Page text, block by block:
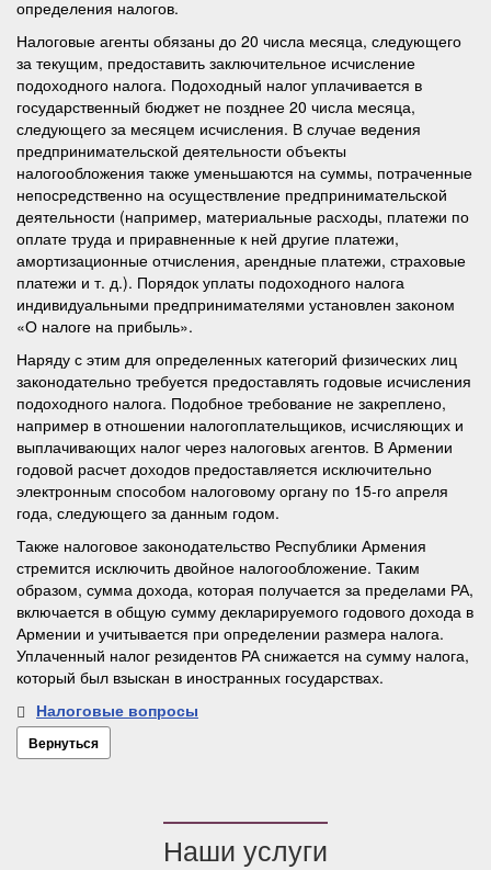
определения налогов.
Налоговые агенты обязаны до 20 числа месяца, следующего
за текущим, предоставить заключительное исчисление
подоходного налога. Подоходный налог уплачивается в
государственный бюджет не позднее 20 числа месяца,
следующего за месяцем исчисления. В случае ведения
предпринимательской деятельности объекты
налогообложения также уменьшаются на суммы, потраченные
непосредственно на осуществление предпринимательской
деятельности (например, материальные расходы, платежи по
оплате труда и приравненные к ней другие платежи,
амортизационные отчисления, арендные платежи, страховые
платежи и т. д.). Порядок уплаты подоходного налога
индивидуальными предпринимателями установлен законом
«О налоге на прибыль».
Наряду с этим для определенных категорий физических лиц
законодательно требуется предоставлять годовые исчисления
подоходного налога. Подобное требование не закреплено,
например в отношении налогоплательщиков, исчисляющих и
выплачивающих налог через налоговых агентов. В Армении
годовой расчет доходов предоставляется исключительно
электронным способом налоговому органу по 15-го апреля
года, следующего за данным годом.
Также налоговое законодательство Республики Армения
стремится исключить двойное налогообложение. Таким
образом, сумма дохода, которая получается за пределами РА,
включается в общую сумму декларируемого годового дохода в
Армении и учитывается при определении размера налога.
Уплаченный налог резидентов РА снижается на сумму налога,
который был взыскан в иностранных государствах.
Налоговые вопросы
Вернуться
Наши услуги